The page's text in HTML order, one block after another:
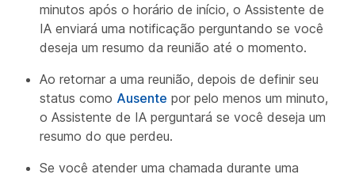
minutos após o horário de início, o Assistente de
IA enviará uma notificação perguntando se você
deseja um resumo da reunião até o momento.
Ao retornar a uma reunião, depois de definir seu
status como Ausente por pelo menos um minuto,
o Assistente de IA perguntará se você deseja um
resumo do que perdeu.
Se você atender uma chamada durante uma